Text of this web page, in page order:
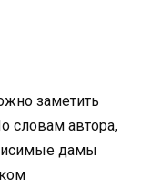
заметить
словам автора,
дамы